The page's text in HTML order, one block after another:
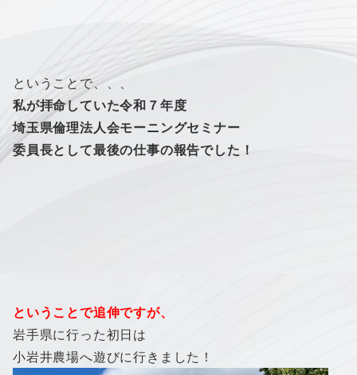
ということで、、、
私が拝命していた令和７年度
埼玉県倫理法人会モーニングセミナー
委員長として最後の仕事の報告でした！
ということで追伸ですが、
岩手県に行った初日は
小岩井農場へ遊びに行きました！